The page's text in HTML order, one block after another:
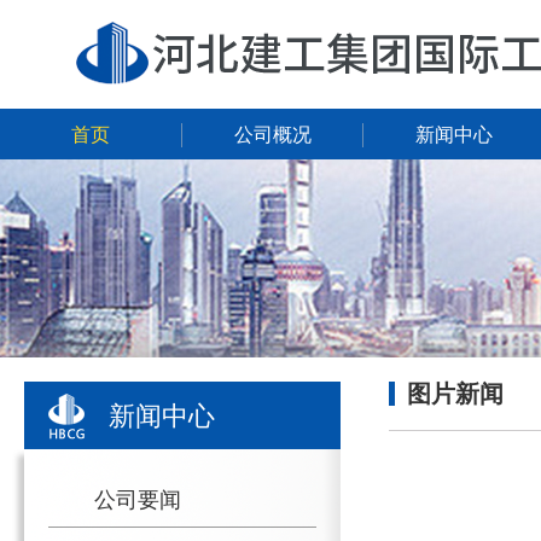
首页 公司概况 新闻中心
新闻中心
公司要闻
图片新闻